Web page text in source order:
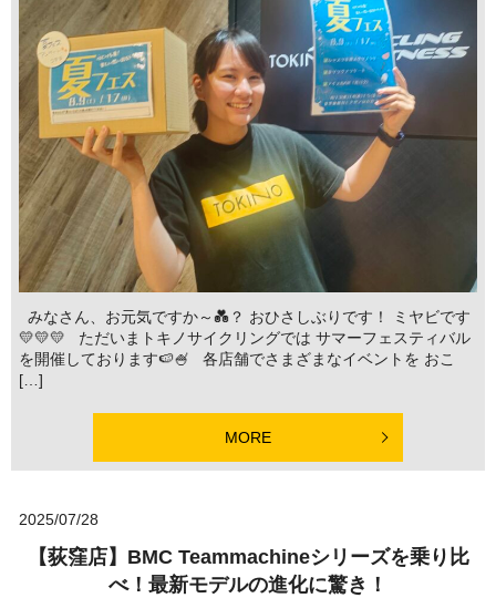
みなさん、お元気ですか～💑？ おひさしぶりです！ ミヤビです
💛💛💛 ただいまトキノサイクリングでは サマーフェスティバル
を開催しております🍉🍧 各店舗でさまざまなイベントを おこ
[…]
MORE
2025/07/28
【荻窪店】BMC Teammachineシリーズを乗り比
べ！最新モデルの進化に驚き！